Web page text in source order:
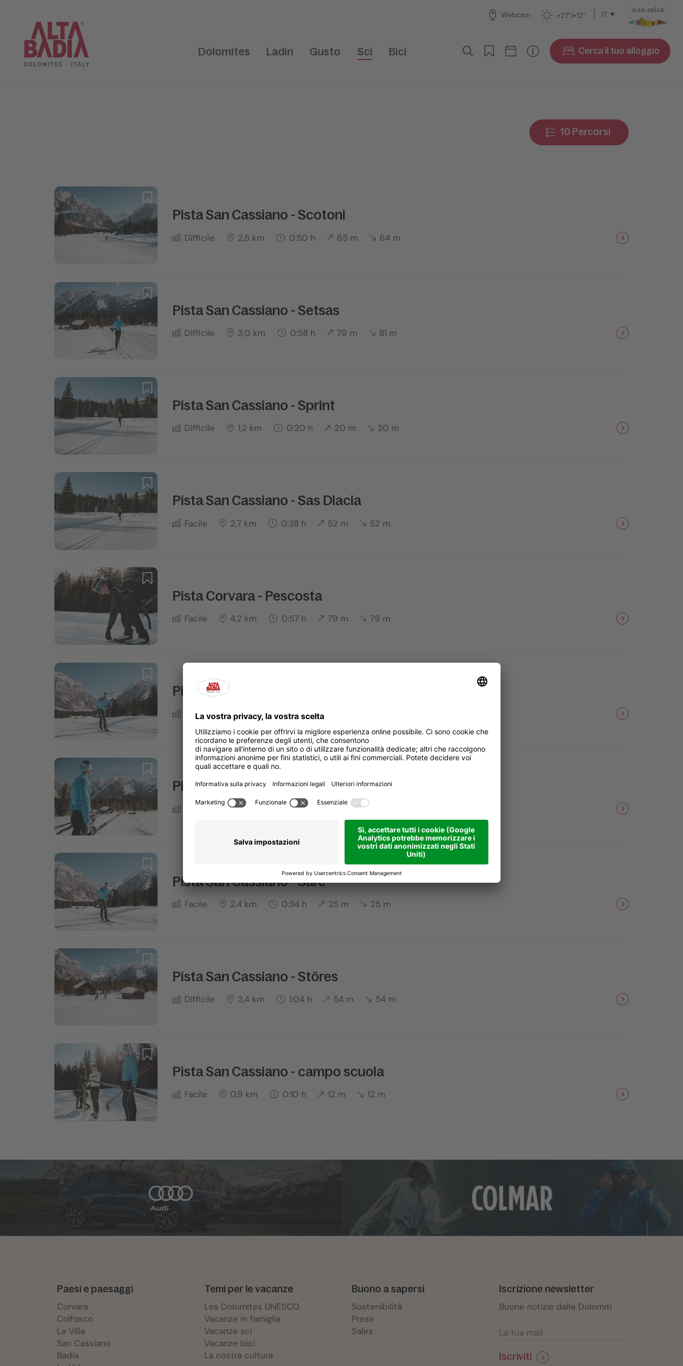
Webcam +27°/+12° IT
Dolomites Ladin Gusto Sci Bici Cerca il tuo alloggio
10 Percorsi
Pista San Cassiano - Scotoni
Difficile 2,5 km 0:50 h 65 m 64 m
Pista San Cassiano - Setsas
Difficile 3,0 km 0:58 h 79 m 81 m
Pista San Cassiano - Sprint
Difficile 1,2 km 0:20 h 20 m 20 m
Pista San Cassiano - Sas Dlacia
Facile 2,7 km 0:38 h 52 m 52 m
Pista Corvara - Pescosta
Facile 4,2 km 0:57 h 79 m 79 m
Pista San Cassiano - Conturines
Difficile 0,7 km 0:09 h
Pista San Cassiano - Gran Ancëi
Media 4,5 km 1:03 h 38 m
Pista San Cassiano - Saré
Facile 2,4 km 0:34 h 25 m 25 m
Pista San Cassiano - Störes
Difficile 3,4 km 1:04 h 54 m 54 m
Pista San Cassiano - campo scuola
Facile 0,9 km 0:10 h 12 m 12 m
Paesi e paesaggi
Corvara
Colfosco
La Villa
San Cassiano
Badia
Temi per le vacanze
Les Dolomites UNESCO
Vacanze in famiglia
Vacanze sci
Vacanze bici
La nostra cultura
Buono a sapersi
Sostenibilità
Press
Sales
Iscrizione newsletter
Buone notizie dalle Dolomiti
Iscriviti